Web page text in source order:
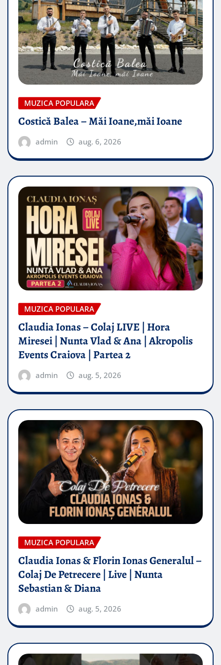
MUZICA POPULARA
Costică Balea – Măi Ioane,măi Ioane
admin aug. 6, 2026
MUZICA POPULARA
Claudia Ionas – Colaj LIVE | Hora
Miresei | Nunta Vlad & Ana | Akropolis
Events Craiova | Partea 2
admin aug. 5, 2026
MUZICA POPULARA
Claudia Ionas & Florin Ionas Generalul –
Colaj De Petrecere | Live | Nunta
Sebastian & Diana
admin aug. 5, 2026